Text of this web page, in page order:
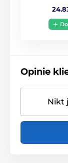
Opinie
Nikt